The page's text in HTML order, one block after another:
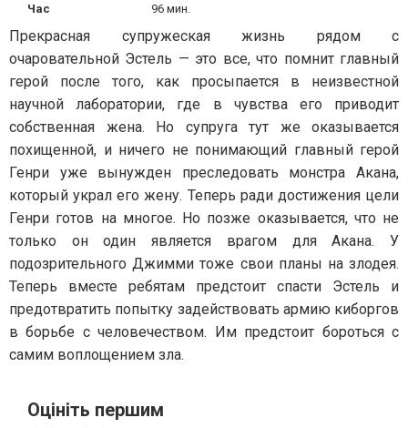
Час 96 мин.
Прекрасная супружеская жизнь рядом с
очаровательной Эстель — это все, что помнит главный
герой после того, как просыпается в неизвестной
научной лаборатории, где в чувства его приводит
собственная жена. Но супруга тут же оказывается
похищенной, и ничего не понимающий главный герой
Генри уже вынужден преследовать монстра Акана,
который украл его жену. Теперь ради достижения цели
Генри готов на многое. Но позже оказывается, что не
только он один является врагом для Акана. У
подозрительного Джимми тоже свои планы на злодея.
Теперь вместе ребятам предстоит спасти Эстель и
предотвратить попытку задействовать армию киборгов
в борьбе с человечеством. Им предстоит бороться с
самим воплощением зла.
Оцініть першим